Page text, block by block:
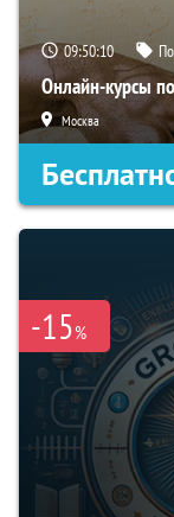
09:50:09
Онлайн-курсы
Москва
-15%